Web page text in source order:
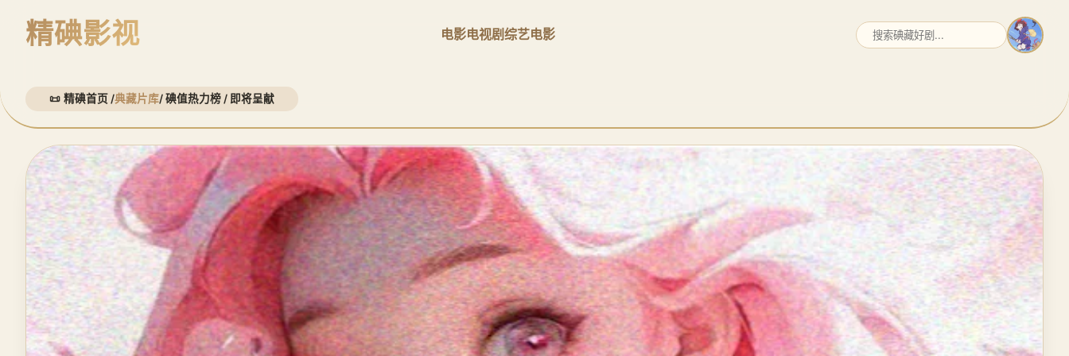
精碘影视 电影电视剧综艺电影
精碘首页 /典藏片库/ 碘值热力榜 / 即将呈献